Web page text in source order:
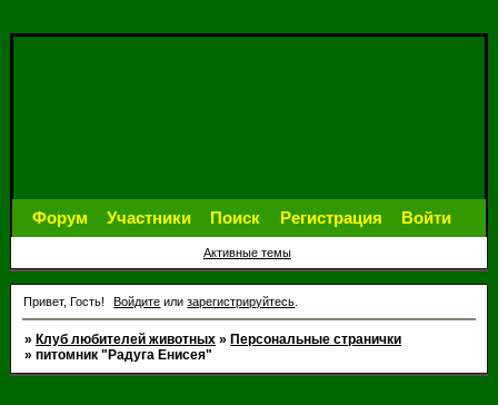
Форум Участники Поиск Регистрация Войти
Активные темы
Привет, Гость! Войдите илизарегистрируйтесь
»Клуб любителей животных »Персональные странички
»питомник "Радуга Енисея"